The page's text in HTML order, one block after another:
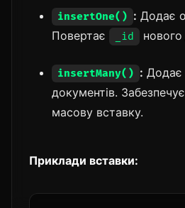
insertOne() : Додає
Повертає
_id
insertMany() : Додає
документів.
масову вставку.
Приклади вставки: